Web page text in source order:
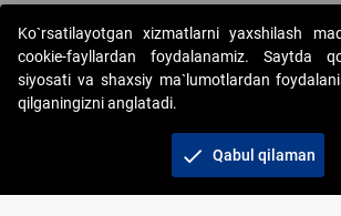
Copyright © 2017-2026. "Elektron onlayn-
AJ. Barcha huquqlar himoyalangan
+998 71 202-21-
Ko`rsatilayotgan xizmatlarni yaxshilash
cookie-fayllardan foydalanamiz. Saytda
siyosati va shaxsiy ma`lumotlardan
qilganingizni anglatadi.
check Qabul qilaman